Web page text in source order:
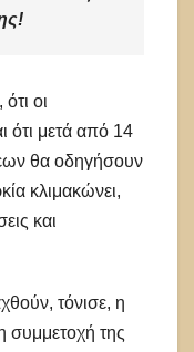
οι
ότι μετά από 14
θα οδηγήσουν
κλιμακώνει,
και
τόνισε, η
συμμετοχή της